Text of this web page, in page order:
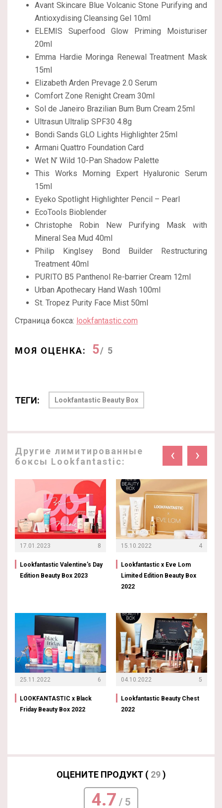
Avant Skincare Blue Volcanic Stone Purifying and
Antioxydising Cleansing Gel 10ml
ELEMIS Superfood Glow Priming Moisturiser
20ml
Emma Hardie Moringa Renewal Treatment Mask
15ml
Elizabeth Arden Prevage 2.0 Serum
Comfort Zone Renight Cream 30ml
Sol de Janeiro Brazilian Bum Bum Cream 25ml
Ultrasun Ultralip SPF30 4.8g
Bondi Sands GLO Lights Highlighter 25ml
Armani Quattro Foundation Card
Wet N’ Wild 10-Pan Shadow Palette
This Works Morning Expert Hyaluronic Serum
15ml
Eyeko Spotlight Highlighter Pencil – Pearl
EcoTools Bioblender
Christophe Robin New Purifying Mask with
Mineral Sea Mud 40ml
Philip Kinglsey Bond Builder Restructuring
Treatment 40ml
PURITO B5 Panthenol Re-barrier Cream 12ml
Urban Apothecary Hand Wash 100ml
St. Tropez Purity Face Mist 50ml
Страница бокса: lookfantastic.com
МОЯ ОЦЕНКА: 5/ 5
ТЕГИ: Lookfantastic Beauty Box
Другие лимитированные
боксы Lookfantastic:
‹ ›
17.01.2023 8
Lookfantastic Valentine’s Day
Edition Beauty Box 2023
25.11.2022 6
LOOKFANTASTIC x Black
Friday Beauty Box 2022
15.10.2022 4
Lookfantastic x Eve Lom
Limited Edition Beauty Box
2022
04.10.2022 5
Lookfantastic Beauty Chest
2022
ОЦЕНИТЕ ПРОДУКТ ( 29)
4.7 / 5